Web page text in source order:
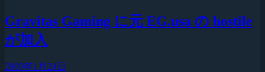
Gravitas Gaming に元 EG.usa の hostile
が加入
2009年1月24日